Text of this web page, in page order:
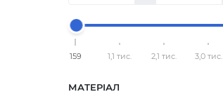
159 1,1 тис. 2,1 тис. 3,0 тис.
МАТЕРІАЛ